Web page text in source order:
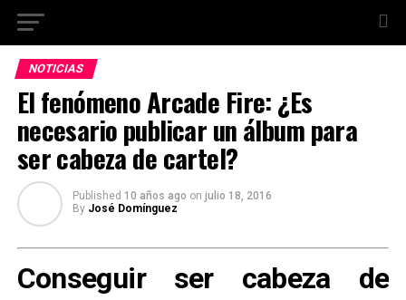
NOTICIAS
El fenómeno Arcade Fire: ¿Es
necesario publicar un álbum para
ser cabeza de cartel?
Published 10 años ago on julio 18, 2016
By José Domínguez
Conseguir ser cabeza de